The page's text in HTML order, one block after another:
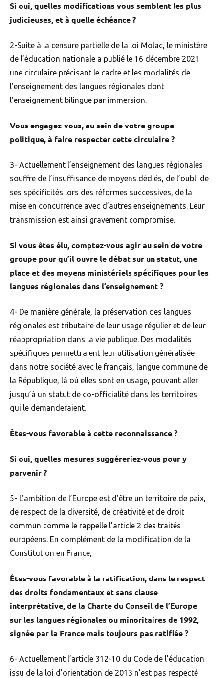
Si oui, quelles modifications vous semblent les plus
judicieuses, et à quelle échéance ?
2-Suite à la censure partielle de la loi Molac, le ministère
de l’éducation nationale a publié le 16 décembre 2021
une circulaire précisant le cadre et les modalités de
l’enseignement des langues régionales dont
l’enseignement bilingue par immersion.
Vous engagez-vous, au sein de votre groupe
politique, à faire respecter cette circulaire ?
3- Actuellement l’enseignement des langues régionales
souffre de l’insuffisance de moyens dédiés, de l’oubli de
ses spécificités lors des réformes successives, de la
mise en concurrence avec d’autres enseignements. Leur
transmission est ainsi gravement compromise.
Si vous êtes élu, comptez-vous agir au sein de votre
groupe pour qu’il ouvre le débat sur un statut, une
place et des moyens ministériels spécifiques pour les
langues régionales dans l’enseignement ?
4- De manière générale, la préservation des langues
régionales est tributaire de leur usage régulier et de leur
réappropriation dans la vie publique. Des modalités
spécifiques permettraient leur utilisation généralisée
dans notre société avec le français, langue commune de
la République, là où elles sont en usage, pouvant aller
jusqu’à un statut de co-officialité dans les territoires
qui le demanderaient.
Êtes-vous favorable à cette reconnaissance ?
Si oui, quelles mesures suggéreriez-vous pour y
parvenir ?
5- L’ambition de l’Europe est d’être un territoire de paix,
de respect de la diversité, de créativité et de droit
commun comme le rappelle l’article 2 des traités
européens. En complément de la modification de la
Constitution en France,
Êtes-vous favorable à la ratification, dans le respect
des droits fondamentaux et sans clause
interprétative, de la Charte du Conseil de l’Europe
sur les langues régionales ou minoritaires de 1992,
signée par la France mais toujours pas ratifiée ?
6- Actuellement l’article 312-10 du Code de l’éducation
issu de la loi d’orientation de 2013 n’est pas respecté